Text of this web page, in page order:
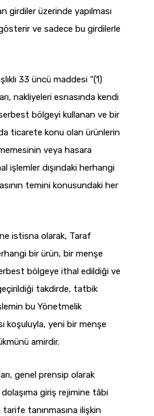
girdiler üzerinde yapılması
ve sadece bu girdilerle
33 üncü maddesi “(1)
nakliyeleri esnasında kendi
bölgeyi kullanan ve bir
ticarete konu olan ürünlerin
veya hasara
işlemler dışındaki herhangi
temini konusundaki her
istisna olarak, Taraf
bir ürün, bir menşe
bölgeye ithal edildiği ve
takdirde, tatbik
bu Yönetmelik
koşuluyla, yeni bir menşe
amirdir.
genel prensip olarak
giriş rejimine tâbi
tanınmasına ilişkin